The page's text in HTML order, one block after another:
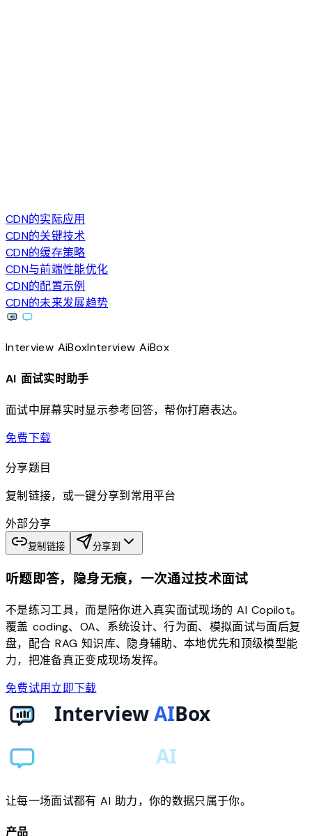
CDN的实际应用
CDN的关键技术
CDN的缓存策略
CDN与前端性能优化
CDN的配置示例
CDN的未来发展趋势
Interview AiBoxInterviewAiBox
AI 面试实时助手
面试中屏幕实时显示参考回答，帮你打磨表达。
免费下载download
分享题目
复制链接，或一键分享到常用平台
外部分享
复制链接 分享到
听题即答，隐身无痕，一次通过技术面试
不是练习工具，而是陪你进入真实面试现场的 AI Copilot。
覆盖 coding、OA、系统设计、行为面、模拟面试与面后复
盘，配合 RAG 知识库、隐身辅助、本地优先和顶级模型能
力，把准备真正变成现场发挥。
免费试用立即下载
让每一场面试都有 AI 助力，你的数据只属于你。
产品